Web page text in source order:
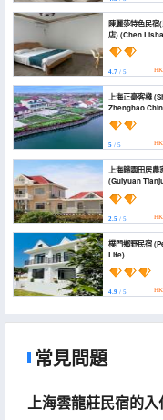
陳麗莎特色民宿
店) (Chen Lisha
Featured
(Mindong Road))
4.7 / 5
上海正豪客棧 (Shanghai
Zhenghao
5 / 5
上海歸園田居農
(Guiyuan
Farmhouse)
2.5 / 5
樸門鄉野民宿 (Perma
Life)
4.9 / 5
常見問題
上海雲龍莊民宿的